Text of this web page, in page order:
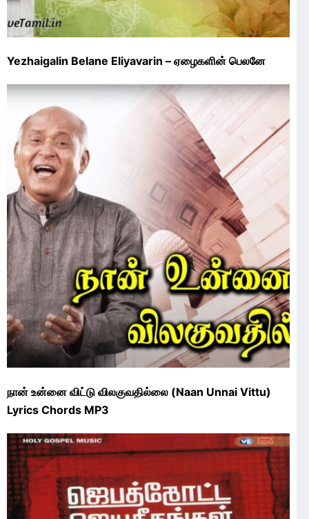
Yezhaigalin Belane Eliyavarin – ஏழைகளின் பெலனே
நான் உன்னை விட்டு விலகுவதில்லை (Naan Unnai Vittu)
Lyrics Chords MP3